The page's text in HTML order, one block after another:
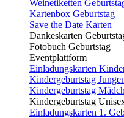
Weinetiketten
Kartenbox Geburtstag
Save the Date Karten
Dankeskarten
Fotobuch Geburtstag
Eventplattform
Einladungskarten
Kindergeburtstag
Kindergeburtstag
Kindergeburtstag
Einladungskarten 1.